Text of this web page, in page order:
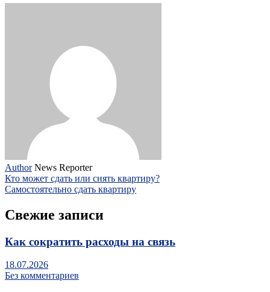
Author News Reporter
Кто может сдать или снять квартиру?
Самостоятельно сдать квартиру
Свежие записи
Как сократить расходы на связь
18.07.2026
Без комментариев